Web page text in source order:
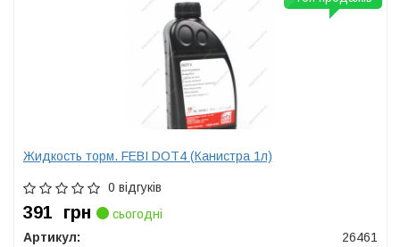
Жидкость торм. FEBI DOT4 (Канистра 1л)
0 відгуків
391 грн
сьогодні
Артикул:
26461